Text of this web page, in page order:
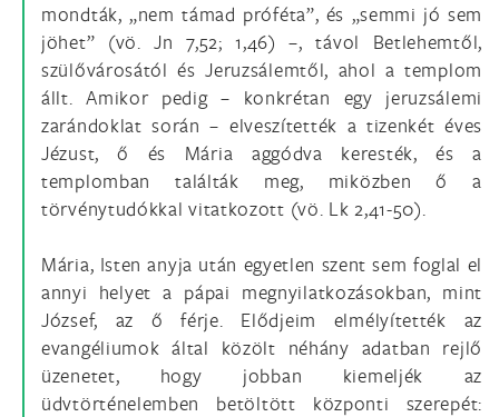
mondták, „nem támad próféta”, és „semmi jó sem
jöhet” (vö. Jn 7,52; 1,46) –, távol Betlehemtől,
szülővárosától és Jeruzsálemtől, ahol a templom
állt. Amikor pedig – konkrétan egy jeruzsálemi
zarándoklat során – elveszítették a tizenkét éves
Jézust, ő és Mária aggódva keresték, és a
templomban találták meg, miközben ő a
törvénytudókkal vitatkozott (vö. Lk 2,41-50).
Mária, Isten anyja után egyetlen szent sem foglal el
annyi helyet a pápai megnyilatkozásokban, mint
József, az ő férje. Elődjeim elmélyítették az
evangéliumok által közölt néhány adatban rejlő
üzenetet, hogy jobban kiemeljék az
üdvtörténelemben betöltött központi szerepét: